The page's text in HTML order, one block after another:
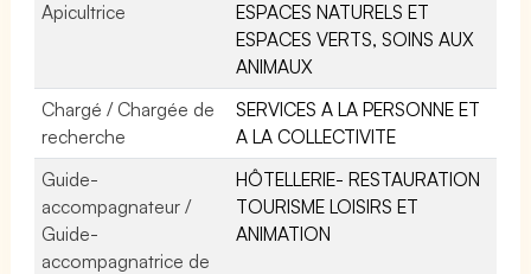
Apicultrice
ESPACES NATURELS ET
ESPACES VERTS, SOINS AUX
ANIMAUX
Chargé / Chargée de
recherche
SERVICES A LA PERSONNE ET
A LA COLLECTIVITE
Guide-
accompagnateur /
Guide-
accompagnatrice de
HÔTELLERIE- RESTAURATION
TOURISME LOISIRS ET
ANIMATION